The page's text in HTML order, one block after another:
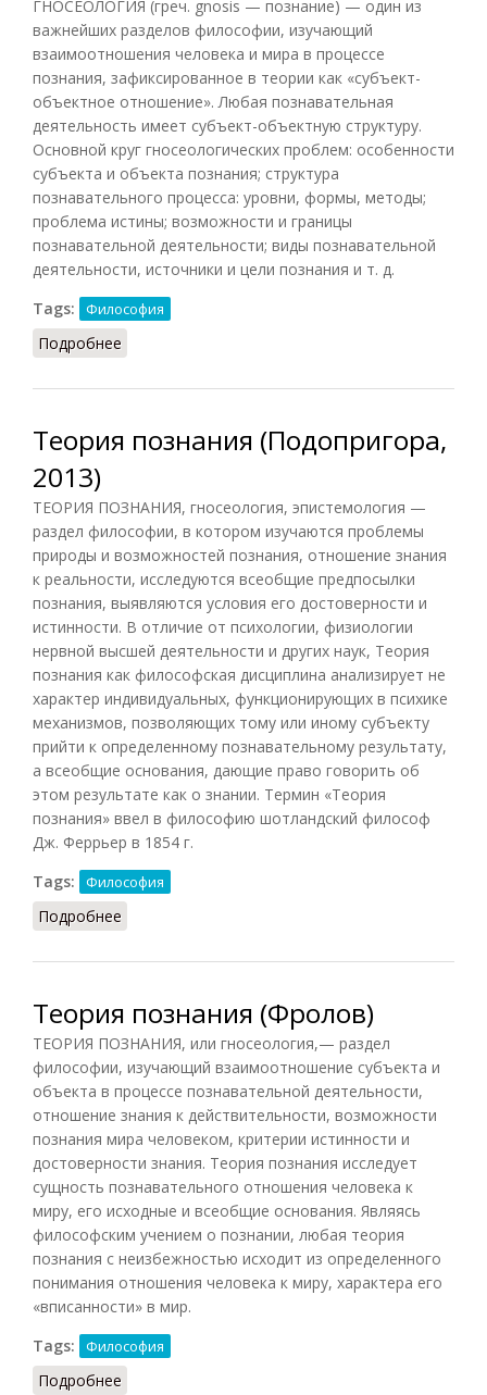
ГНОСЕОЛОГИЯ (греч. gnosis — познание) — один из
важнейших разделов философии, изучающий
взаимоотношения человека и мира в процессе
познания, зафиксированное в теории как «субъект-
объектное отношение». Любая познавательная
деятельность имеет субъект-объектную структуру.
Основной круг гносеологических проблем: особенности
субъекта и объекта познания; структура
познавательного процесса: уровни, формы, методы;
проблема истины; возможности и границы
познавательной деятельности; виды познавательной
деятельности, источники и цели познания и т. д.
Tags:
Философия
Подробнее
Теория познания (Подопригора,
2013)
ТЕОРИЯ ПОЗНАНИЯ, гносеология, эпистемология —
раздел философии, в котором изучаются проблемы
природы и возможностей познания, отношение знания
к реальности, исследуются всеобщие предпосылки
познания, выявляются условия его достоверности и
истинности. В отличие от психологии, физиологии
нервной высшей деятельности и других наук, Теория
познания как философская дисциплина анализирует не
характер индивидуальных, функционирующих в психике
механизмов, позволяющих тому или иному субъекту
прийти к определенному познавательному результату,
а всеобщие основания, дающие право говорить об
этом результате как о знании. Термин «Теория
познания» ввел в философию шотландский философ
Дж. Феррьер в 1854 г.
Tags:
Философия
Подробнее
Теория познания (Фролов)
ТЕОРИЯ ПОЗНАНИЯ, или гносеология,— раздел
философии, изучающий взаимоотношение субъекта и
объекта в процессе познавательной деятельности,
отношение знания к действительности, возможности
познания мира человеком, критерии истинности и
достоверности знания. Теория познания исследует
сущность познавательного отношения человека к
миру, его исходные и всеобщие основания. Являясь
философским учением о познании, любая теория
познания с неизбежностью исходит из определенного
понимания отношения человека к миру, характера его
«вписанности» в мир.
Tags:
Философия
Подробнее